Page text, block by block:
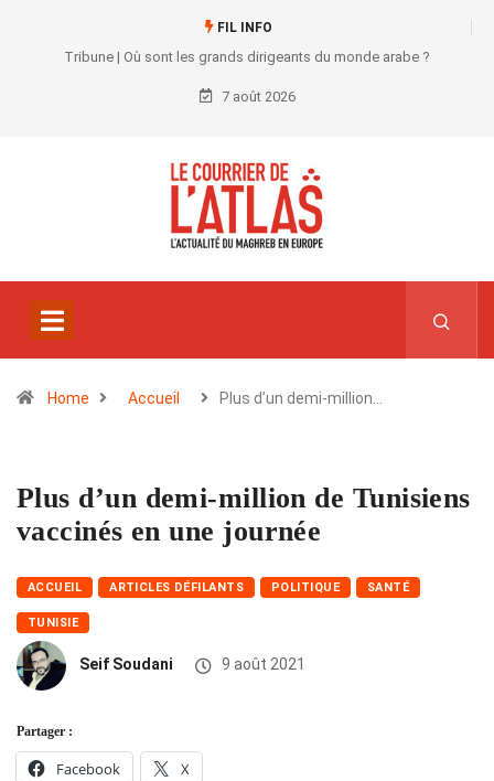
FIL INFO
Tribune | Où sont les grands dirigeants du monde arabe ?
7 août 2026
Home Accueil Plus d’un demi-million…
Plus d’un demi-million de Tunisiens
vaccinés en une journée
ACCUEIL ARTICLES DÉFILANTS POLITIQUE SANTÉ
TUNISIE
Seif Soudani 9 août 2021
Partager :
Facebook X